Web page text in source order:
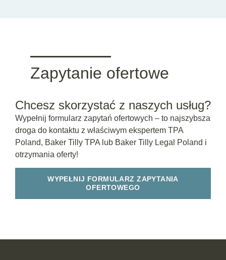
Zapytanie ofertowe
Chcesz skorzystać z naszych usług?
Wypełnij formularz zapytań ofertowych – to najszybsza
droga do kontaktu z właściwym ekspertem TPA
Poland, Baker Tilly TPA lub Baker Tilly Legal Poland i
otrzymania oferty!
WYPEŁNIJ FORMULARZ ZAPYTANIA
OFERTOWEGO